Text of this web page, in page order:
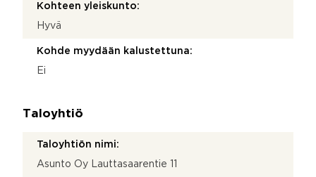
Kohteen yleiskunto:
Hyvä
Kohde myydään kalustettuna:
Ei
Taloyhtiö
Taloyhtiön nimi:
Asunto Oy Lauttasaarentie 11